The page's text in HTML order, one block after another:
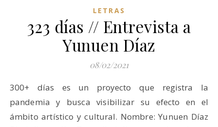
LETRAS
323 días // Entrevista a
Yunuen Díaz
08/02/2021
300+ días es un proyecto que registra la
pandemia y busca visibilizar su efecto en el
ámbito artístico y cultural. Nombre: Yunuen Díaz